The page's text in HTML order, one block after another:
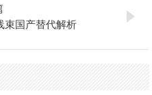
束国产替代解析